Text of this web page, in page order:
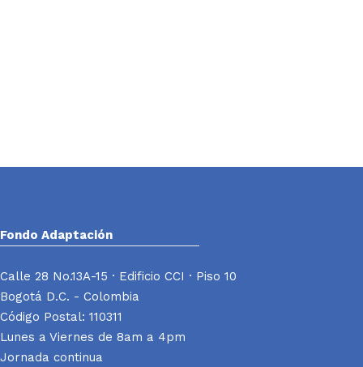
Fondo Adaptación
Calle 28 No.13A-15 · Edificio CCI · Piso 10
Bogotá D.C. - Colombia
Código Postal: 110311
Lunes a Viernes de 8am a 4pm
Jornada continua